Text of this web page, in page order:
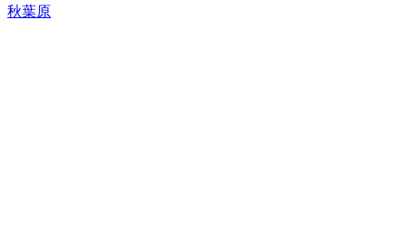
秋葉原